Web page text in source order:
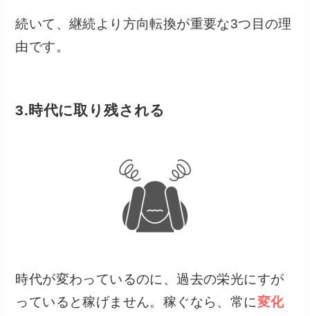
続いて、継続より方向転換が重要な3つ目の理
由です。
3.時代に取り残される
時代が変わっているのに、過去の栄光にすが
っていると稼げません。稼ぐなら、常に変化